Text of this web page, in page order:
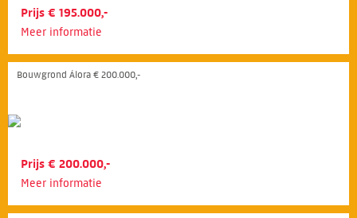
Prijs € 195.000,-
Meer informatie
Bouwgrond Álora € 200.000,-
Prijs € 200.000,-
Meer informatie